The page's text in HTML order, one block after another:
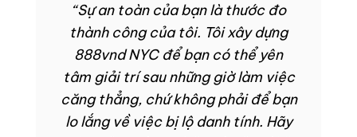
“Sự an toàn của bạn là thước đo
thành công của tôi. Tôi xây dựng
888vnd NYC để bạn có thể yên
tâm giải trí sau những giờ làm việc
căng thẳng, chứ không phải để bạn
lo lắng về việc bị lộ danh tính. Hãy